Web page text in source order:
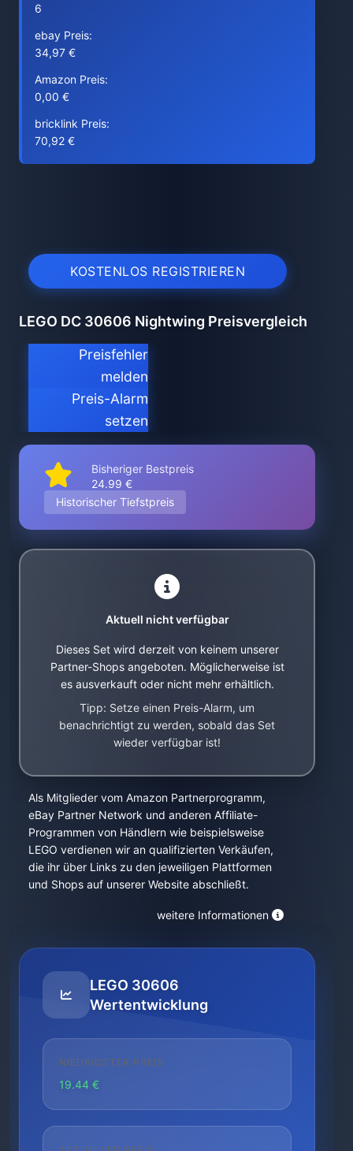
6
ebay Preis:
34,97 €
Amazon Preis:
0,00 €
bricklink Preis:
70,92 €
KOSTENLOS REGISTRIEREN
LEGO DC 30606 Nightwing Preisvergleich
Preisfehler
melden
Preis-Alarm
setzen
Bisheriger Bestpreis
24.99 €
Historischer Tiefstpreis
Aktuell nicht verfügbar
Dieses Set wird derzeit von keinem unserer
Partner-Shops angeboten. Möglicherweise ist
es ausverkauft oder nicht mehr erhältlich.
Tipp: Setze einen Preis-Alarm, um
benachrichtigt zu werden, sobald das Set
wieder verfügbar ist!
Als Mitglieder vom Amazon Partnerprogramm,
eBay Partner Network und anderen Affiliate-
Programmen von Händlern wie beispielsweise
LEGO verdienen wir an qualifizierten Verkäufen,
die ihr über Links zu den jeweiligen Plattformen
und Shops auf unserer Website abschließt.
weitere Informationen
LEGO 30606
Wertentwicklung
NIEDRIGSTER PREIS
19.44 €